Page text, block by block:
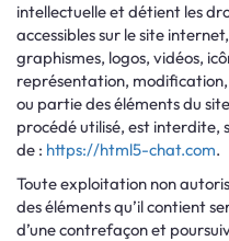
intellectuelle et détient les
accessibles sur le site
graphismes, logos, vidéos,
représentation,
ou partie des éléments du
procédé utilisé, est
de : https://html5-chat.com.
Toute exploitation non
des éléments qu’il contient
d’une contrefaçon et